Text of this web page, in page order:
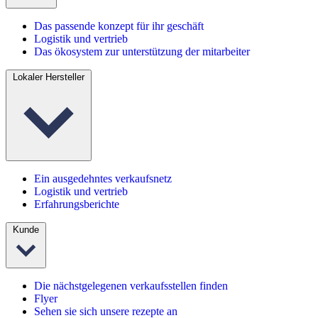
Das passende konzept für ihr geschäft
Logistik und vertrieb
Das ökosystem zur unterstützung der mitarbeiter
Lokaler Hersteller
Ein ausgedehntes verkaufsnetz
Logistik und vertrieb
Erfahrungsberichte
Kunde
Die nächstgelegenen verkaufsstellen finden
Flyer
Sehen sie sich unsere rezepte an